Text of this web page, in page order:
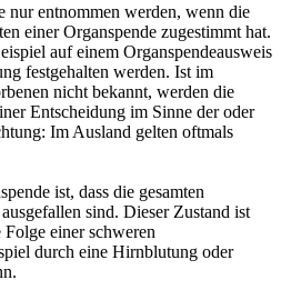
nur entnommen werden, wenn die
einer Organspende zugestimmt hat.
auf einem Organspendeausweis
festgehalten werden. Ist im
nicht bekannt, werden die
Entscheidung im Sinne der oder
Im Ausland gelten oftmals
ist, dass die gesamten
sind. Dieser Zustand ist
einer schweren
durch eine Hirnblutung oder